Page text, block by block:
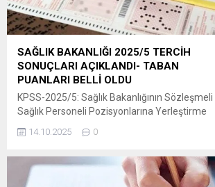
SAĞLIK BAKANLIĞI 2025/5 TERCİH
SONUÇLARI AÇIKLANDI- TABAN
PUANLARI BELLİ OLDU
KPSS-2025/5: Sağlık Bakanlığının Sözleşmeli
Sağlık Personeli Pozisyonlarına Yerleştirme
2025 tarihleri arasında tercihleri alınan KPSS-
personeli pozisyonlarına yerleştirme işlemleri
tamamlanmıştır. ” Adaylar, yerleştirme
14.10.2025 0